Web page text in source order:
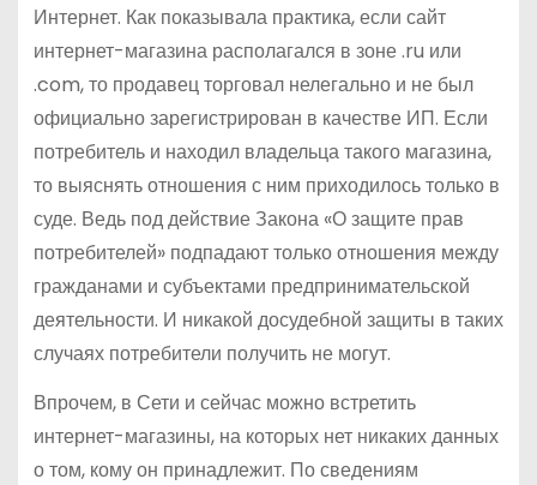
Интернет. Как показывала практика, если сайт
интернет-магазина располагался в зоне .ru или
.com, то продавец торговал нелегально и не был
официально зарегистрирован в качестве ИП. Если
потребитель и находил владельца такого магазина,
то выяснять отношения с ним приходилось только в
суде. Ведь под действие Закона «О защите прав
потребителей» подпадают только отношения между
гражданами и субъектами предпринимательской
деятельности. И никакой досудебной защиты в таких
случаях потребители получить не могут.
Впрочем, в Сети и сейчас можно встретить
интернет-магазины, на которых нет никаких данных
о том, кому он принадлежит. По сведениям